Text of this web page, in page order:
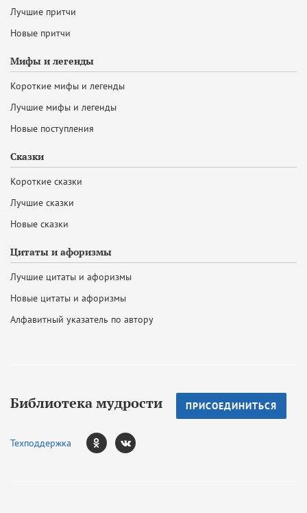
Лучшие притчи
Новые притчи
Мифы и легенды
Короткие мифы и легенды
Лучшие мифы и легенды
Новые поступления
Сказки
Короткие сказки
Лучшие сказки
Новые сказки
Цитаты и афоризмы
Лучшие цитаты и афоризмы
Новые цитаты и афоризмы
Алфавитный указатель по автору
Библиотека мудрости ПРИСОЕДИНИТЬСЯ
Техподдержка